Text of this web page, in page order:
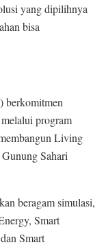
yang dipilihnya
bisa
berkomitmen
program
Living
Sahari
beragam simulasi,
Smart
Smart